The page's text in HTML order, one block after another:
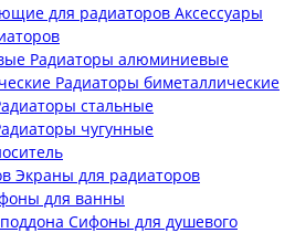
Аксессуары
Радиаторы алюминиевые
Радиаторы биметаллические
стальные
чугунные
Экраны для радиаторов
для ванны
Сифоны для душевого